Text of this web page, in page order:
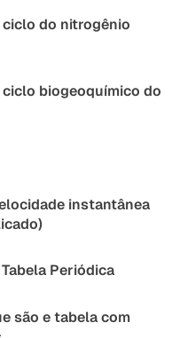
do nitrogênio
biogeoquímico do
instantânea
Periódica
são e tabela com